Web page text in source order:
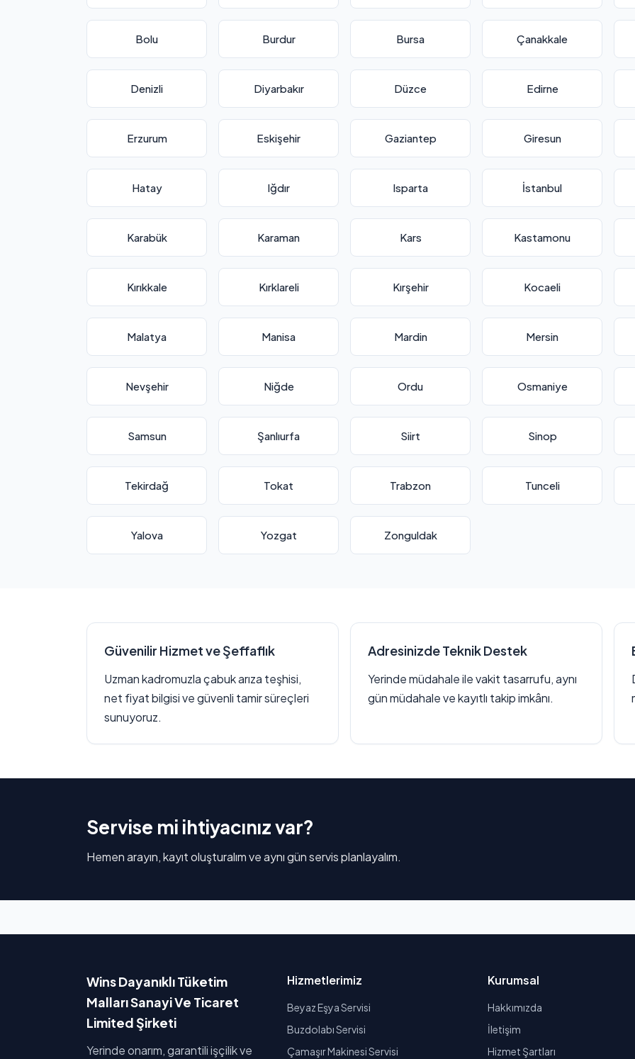
Bolu Burdur Bursa Çanakkale
Denizli Diyarbakır Düzce Edirne
Erzurum Eskişehir Gaziantep Giresun
Hatay Iğdır Isparta İstanbul
Karabük Karaman Kars Kastamonu
Kırıkkale Kırklareli Kırşehir Kocaeli
Malatya Manisa Mardin Mersin
Nevşehir Niğde Ordu Osmaniye
Samsun Şanlıurfa Siirt Sinop
Tekirdağ Tokat Trabzon Tunceli
Yalova Yozgat Zonguldak
Güvenilir Hizmet ve Şeffaflık
Uzman kadromuzla çabuk arıza teşhisi,
net fiyat bilgisi ve güvenli tamir süreçleri
sunuyoruz.
Adresinizde Teknik Destek
Yerinde müdahale ile vakit tasarrufu, aynı
gün müdahale ve kayıtlı takip imkânı.
Servise mi ihtiyacınız var?
Hemen arayın, kayıt oluşturalım ve aynı gün servis planlayalım.
Wins Dayanıklı Tüketim
Malları Sanayi Ve Ticaret
Limited Şirketi
Yerinde onarım, garantili işçilik ve
Hizmetlerimiz
Beyaz Eşya Servisi
Buzdolabı Servisi
Çamaşır Makinesi Servisi
Kurumsal
Hakkımızda
İletişim
Hizmet Şartları